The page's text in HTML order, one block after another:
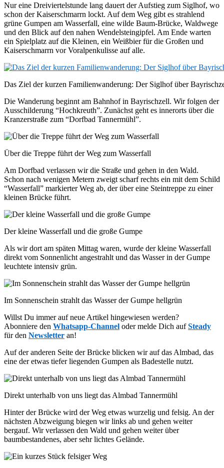
Nur eine Dreiviertelstunde lang dauert der Aufstieg zum Siglhof, wo
schon der Kaiserschmarrn lockt. Auf dem Weg gibt es strahlend
grüne Gumpen am Wasserfall, eine wilde Baum-Brücke, Waldwege
und den Blick auf den nahen Wendelsteingipfel. Am Ende warten
ein Spielplatz auf die Kleinen, ein Weißbier für die Großen und
Kaiserschmarrn vor Voralpenkulisse auf alle.
Das Ziel der kurzen Familienwanderung: Der Siglhof über
Die Wanderung beginnt am Bahnhof in Bayrischzell. Wir folgen der
Ausschilderung “Hochkreuth”. Zunächst geht es innerorts über die
Kranzerstraße zum “Dorfbad Tannermühl”.
Über die Treppe führt der Weg zum Wasserfall
Am Dorfbad verlassen wir die Straße und gehen in den Wald.
Schon nach wenigen Metern zweigt scharf rechts ein mit dem Schild
“Wasserfall” markierter Weg ab, der über eine Steintreppe zu einer
kleinen Brücke führt.
Der kleine Wasserfall und die große Gumpe
Als wir dort am späten Mittag waren, wurde der kleine Wasserfall
direkt vom Sonnenlicht angestrahlt und das Wasser in der Gumpe
leuchtete intensiv grün.
Im Sonnenschein strahlt das Wasser der Gumpe hellgrün
Willst Du immer auf neue Artikel hingewiesen werden?
Abonniere den Whatsapp-Channel oder melde Dich aufSteady
für den Newsletter an!
Auf der anderen Seite der Brücke blicken wir auf das Almbad, das
eine der etwas tiefer liegenden Gumpen als Badestelle nutzt.
Direkt unterhalb von uns liegt das Almbad Tannermühl
Hinter der Brücke wird der Weg etwas wurzelig und felsig. An der
nächsten Abzweigung biegen wir links ab und gehen weiter
bergauf. Wir verlassen den Wald und gehen weiter über
baumbestandenes, aber sehr lichtes Gelände.